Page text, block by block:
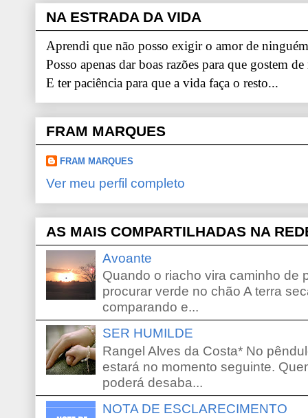
NA ESTRADA DA VIDA
Aprendi que não posso exigir o amor de
Posso apenas dar boas razões para que gostem
E ter paciência para que a vida faça o resto...
FRAM MARQUES
FRAM MARQUES
Ver meu perfil completo
AS MAIS COMPARTILHADAS NA
Avoante
Quando o riacho vira caminho de
procurar verde no chão A terra
comparando e...
SER HUMILDE
Rangel Alves da Costa* No
estará no momento seguinte.
poderá desaba...
NOTA DE ESCLARECIMENTO